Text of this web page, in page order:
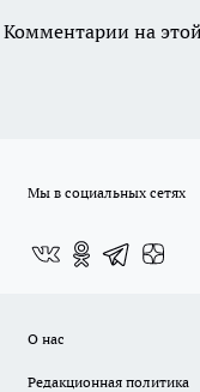
Комментарии на
Мы в социальных сетях
О нас
Редакционная политика